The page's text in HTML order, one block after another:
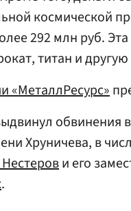
космической
292 млн руб.
титан и
«МеталлРесурс»
обвинения
Хруничева, в
и его
.